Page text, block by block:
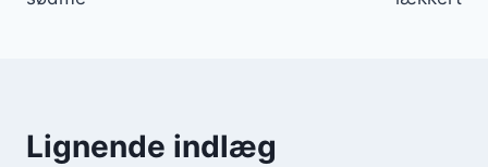
Lignende indlæg